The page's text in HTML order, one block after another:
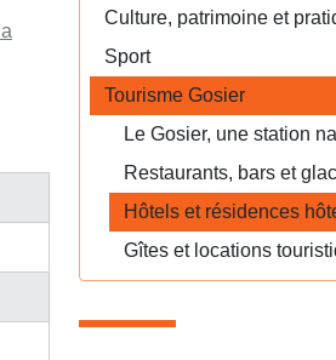
Culture, patrimoine et
Sport
Tourisme Gosier
Le Gosier, une station
Restaurants, bars et
Hôtels et résidences
Gîtes et locations